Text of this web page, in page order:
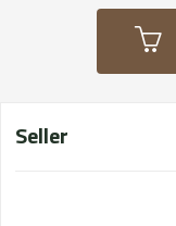
Seller